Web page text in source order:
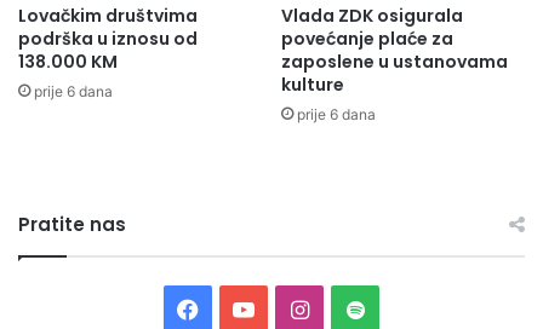
Lovačkim društvima
podrška u iznosu od
138.000 KM
prije 6 dana
Vlada ZDK osigurala
povećanje plaće za
zaposlene u ustanovama
kulture
prije 6 dana
Pratite nas
Facebook
YouTubeInstagram
Spotify